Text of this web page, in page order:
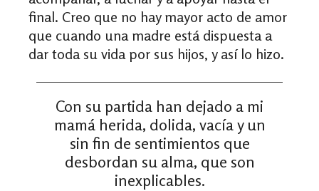
final. Creo que no hay mayor acto de amor
que cuando una madre está dispuesta a
dar toda su vida por sus hijos, y así lo hizo.
Con su partida han dejado a mi
mamá herida, dolida, vacía y un
sin fin de sentimientos que
desbordan su alma, que son
inexplicables.